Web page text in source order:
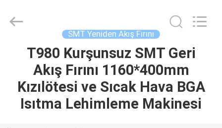
ÜRÜNLER
TECHNOLOGY
LIMITED.
SMT Yeniden Akış Fırını
T980 Kurşunsuz SMT Geri
Akış Fırını 1160*400mm
Kızılötesi ve Sıcak Hava BGA
Isıtma Lehimleme Makinesi